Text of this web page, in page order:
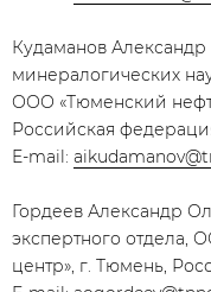
Кудаманов Александр
минералогических
ООО «Тюменский
Российская
E-mail:
Гордеев Александр
экспертного отдела,
центр», г. Тюмень,